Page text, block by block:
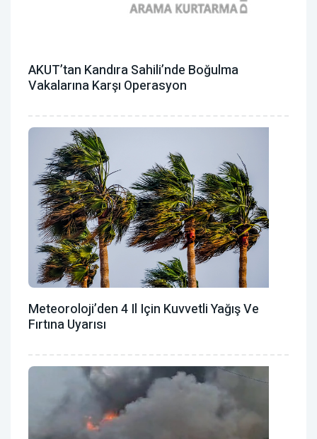
AKUT’tan Kandıra Sahili’nde Boğulma
Vakalarına Karşı Operasyon
Meteoroloji’den 4 Il Için Kuvvetli Yağış Ve
Fırtına Uyarısı